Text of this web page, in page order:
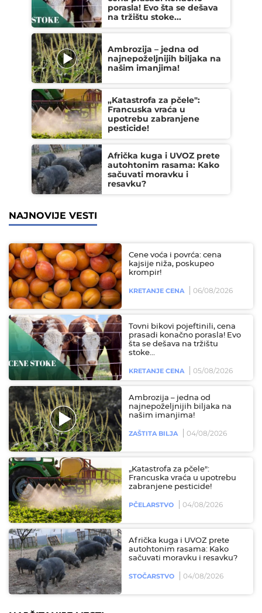
porasla! Evo šta se dešava
na tržištu stoke...
Ambrozija – jedna od
najnepoželjnijih biljaka na
našim imanjima!
„Katastrofa za pčele":
Francuska vraća u
upotrebu zabranjene
pesticide!
Afrička kuga i UVOZ prete
autohtonim rasama: Kako
sačuvati moravku i
resavku?
NAJNOVIJE VESTI
Cene voća i povrća: cena
kajsije niža, poskupeo
krompir!
KRETANJE CENA 06/08/2026
Tovni bikovi pojeftinili, cena
prasadi konačno porasla! Evo
šta se dešava na tržištu
stoke...
KRETANJE CENA 05/08/2026
Ambrozija – jedna od
najnepoželjnijih biljaka na
našim imanjima!
ZAŠTITA BILJA 04/08/2026
„Katastrofa za pčele":
Francuska vraća u upotrebu
zabranjene pesticide!
PČELARSTVO 04/08/2026
Afrička kuga i UVOZ prete
autohtonim rasama: Kako
sačuvati moravku i resavku?
STOČARSTVO 04/08/2026